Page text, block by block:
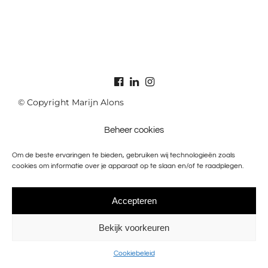
Beheer cookies
Om de beste ervaringen te bieden, gebruiken wij technologieën zoals
cookies om informatie over je apparaat op te slaan en/of te raadplegen.
Accepteren
Bekijk voorkeuren
Cookiebeleid
© Copyright Marijn Alons